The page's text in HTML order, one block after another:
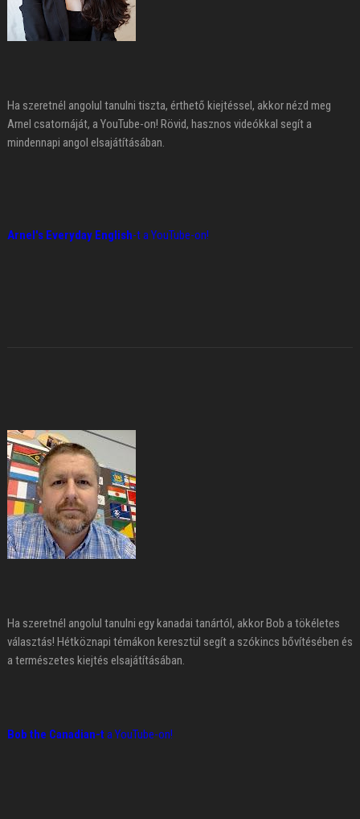
Ha szeretnél angolul tanulni tiszta, érthető kiejtéssel, akkor nézd meg
Arnel csatornáját, a YouTube-on! Rövid, hasznos videókkal segít a
mindennapi angol elsajátításában.
Arnel's Everyday English-t a YouTube-on!
Ha szeretnél angolul tanulni egy kanadai tanártól, akkor Bob a tökéletes
választás! Hétköznapi témákon keresztül segít a szókincs bővítésében és
a természetes kiejtés elsajátításában.
Bob the Canadian-t a YouTube-on!